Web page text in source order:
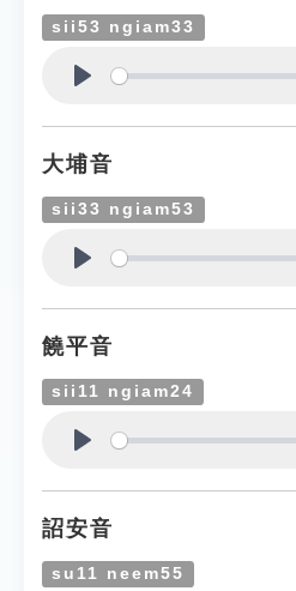
sii53 ngiam33
大埔音
sii33 ngiam53
饒平音
sii11 ngiam24
詔安音
su11 neem55